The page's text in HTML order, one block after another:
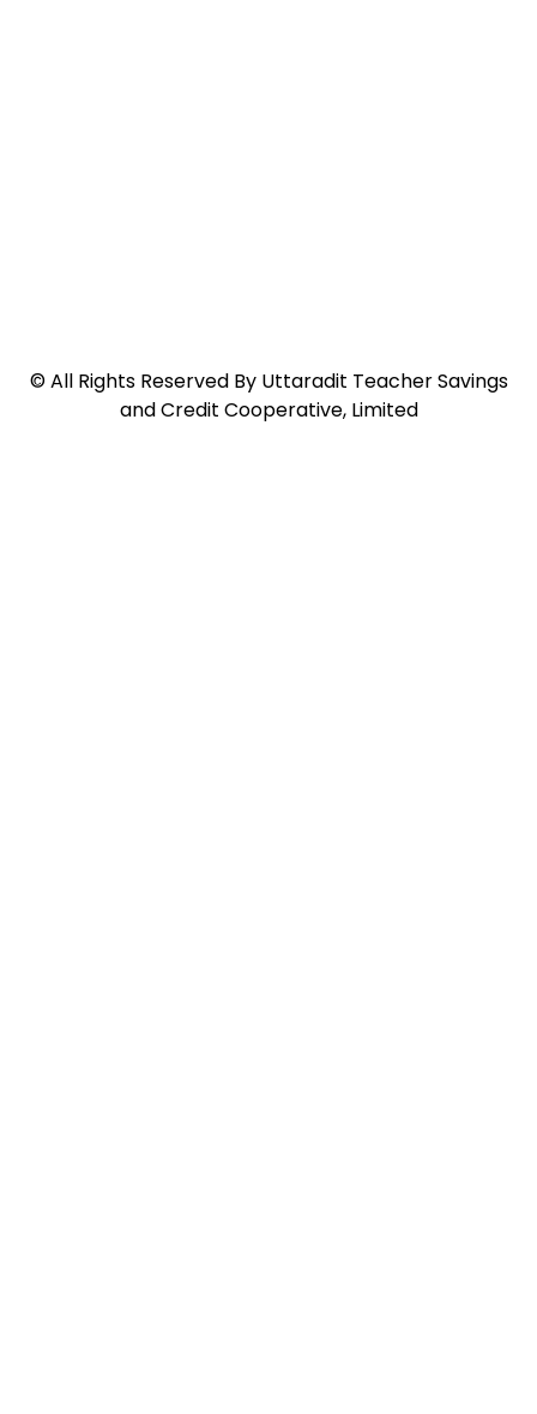
©All Rights Reserved By Uttaradit Teacher Savings
and Credit Cooperative, Limited